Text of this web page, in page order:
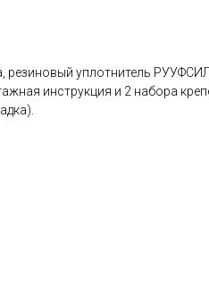
резиновый уплотнитель
инструкция и 2 набора